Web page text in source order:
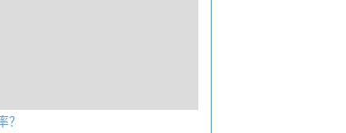
？